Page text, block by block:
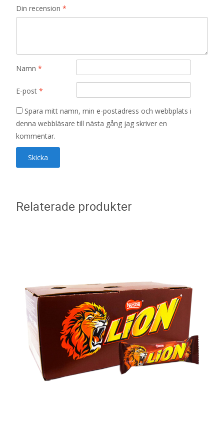
Din recension *
Namn *
E-post *
Spara mitt namn, min e-postadress och webbplats i
denna webbläsare till nästa gång jag skriver en
kommentar.
Relaterade produkter